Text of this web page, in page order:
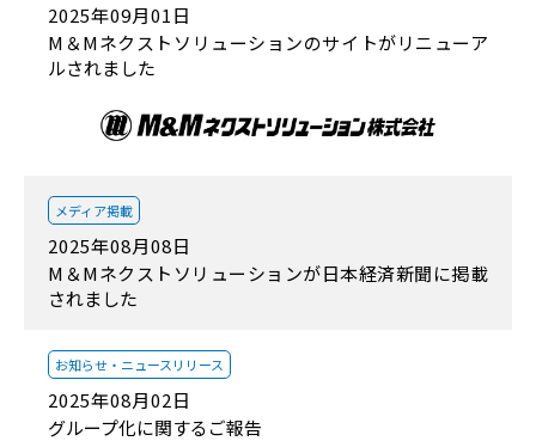
2025年09月01日
M＆Mネクストソリューションのサイトがリニューア
ルされました
2025年08月08日
メディア掲載
M＆Mネクストソリューションが日本経済新聞に掲載
されました
2025年08月02日
お知らせ・ ニュースリリース
グループ化に関するご報告